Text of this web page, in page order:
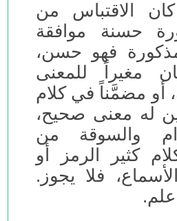
كان الاقتباس من
حسنة موافقة
فهو حسن،
مغيراً للمعنى
أو مضمَّناً في كلام
له معنى صحيح،
والسوقة من
كثير الرمز أو
فلا يجوز.